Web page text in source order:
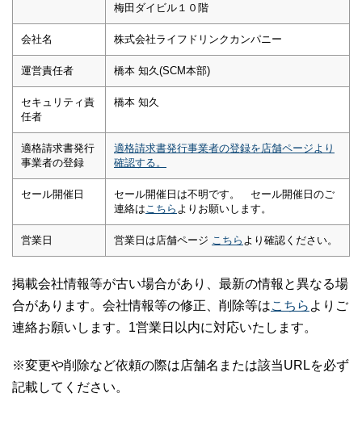
梅田ダイビル１０階
会社名 株式会社ライフドリンクカンパニー
運営責任者 橋本 知久(SCM本部)
セキュリティ責
任者
橋本 知久
適格請求書発行
事業者の登録
適格請求書発行事業者の登録を店舗ページより
確認する。
セール開催日
セール開催日は不明です。 セール開催日のご
連絡は こちら よりお願いします。
営業日 営業日は店舗ページ こちら より確認ください。
掲載会社情報等が古い場合があり、最新の情報と異なる場
合があります。会社情報等の修正、削除等はこちら よりご
連絡お願いします。1営業日以内に対応いたします。
※変更や削除など依頼の際は店舗名または該当URLを必ず
記載してください。